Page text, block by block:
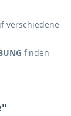
verschiedene
finden